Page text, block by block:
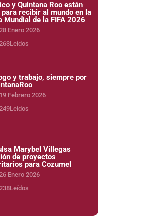
y Quintana Roo están
recibir al mundo en la
Mundial de la FIFA 2026
28 Enero 2026
263Leídos
y trabajo, siempre por
19 Febrero 2026
249Leídos
Marybel Villegas
de proyectos
para Cozumel
26 Enero 2026
238Leídos